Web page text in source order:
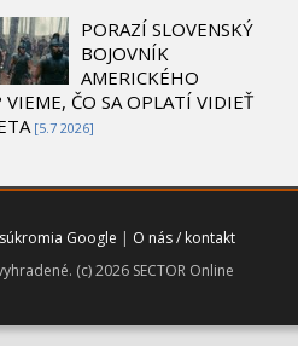
PORAZÍ SLOVENSKÝ
BOJOVNÍK
AMERICKÉHO
VIEME, ČO SA OPLATÍ VIDIEŤ
[5.7 2026]
Google | O nás / kontakt
(c) 2026 SECTOR Online